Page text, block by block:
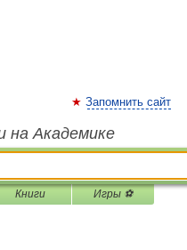
Запомнить сайт
на Академике
Книги Игры ⚽